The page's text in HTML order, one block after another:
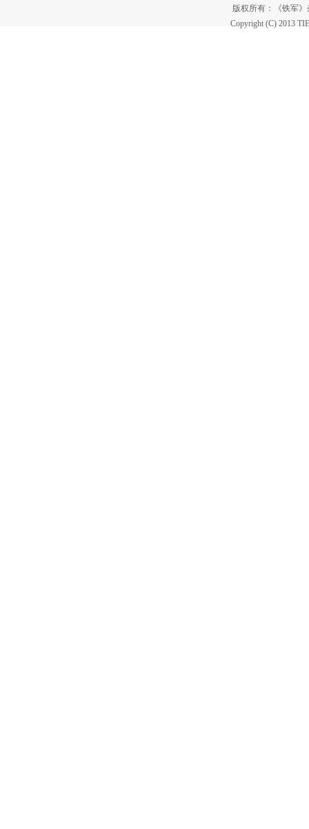
版权所有：《铁军
Copyright (C) 2013